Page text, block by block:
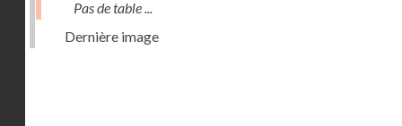
Pas de table ...
Dernière image